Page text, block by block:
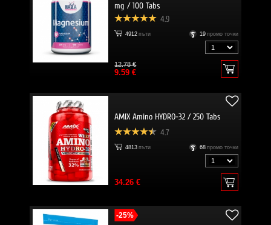
mg / 100 Tabs
4.9
4912 пъти 19 промо точки
12.78 €
9.59 €
AMIX Amino HYDRO-32 / 250 Tabs
4.7
4813 пъти 68 промо точки
34.26 €
-25%